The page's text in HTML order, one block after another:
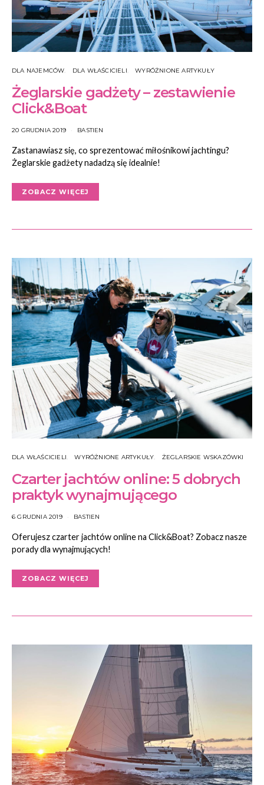
DLA NAJEMCÓW DLA WŁAŚCICIELI WYRÓŻNIONE ARTYKUŁY
Żeglarskie gadżety – zestawienie
Click&Boat
20 GRUDNIA 2019 BASTIEN
Zastanawiasz się, co sprezentować miłośnikowi jachtingu?
Żeglarskie gadżety nadadzą się idealnie!
ZOBACZ WIĘCEJ
DLA WŁAŚCICIELI WYRÓŻNIONE ARTYKUŁY ŻEGLARSKIE WSKAZÓWKI
Czarter jachtów online: 5 dobrych
praktyk wynajmującego
6 GRUDNIA 2019 BASTIEN
Oferujesz czarter jachtów online na Click&Boat? Zobacz nasze
porady dla wynajmujących!
ZOBACZ WIĘCEJ